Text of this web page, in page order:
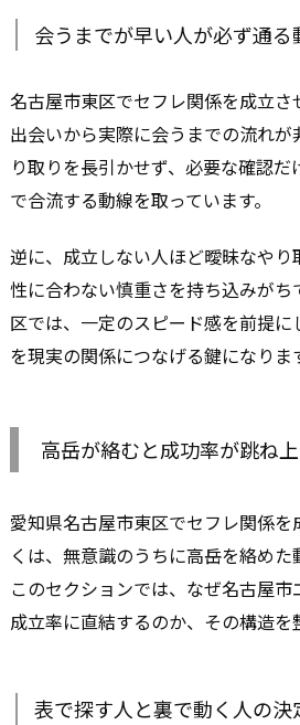
会うまでが早い人が必ず通る
名古屋市東区でセフレ関係を成立さ
出会いから実際に会うまでの流れが
り取りを長引かせず、必要な確認
で合流する動線を取っています。
逆に、成立しない人ほど曖昧なやり
性に合わない慎重さを持ち込みがち
区では、一定のスピード感を前提
を現実の関係につなげる鍵になりま
高岳が絡むと成功率が跳ね
愛知県名古屋市東区でセフレ関係
くは、無意識のうちに高岳を絡めた
このセクションでは、なぜ名古屋
成立率に直結するのか、その構造を
表で探す人と裏で動く人の決